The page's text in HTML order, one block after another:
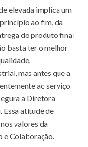
elevada implica um
ao fim, da
do produto final
basta ter o melhor
mas antes que a
ao serviço
a Diretora
Essa atitude de
valores da
e Colaboração.